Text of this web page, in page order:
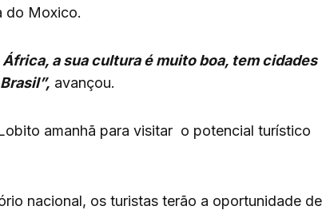
do Moxico.
a sua cultura é muito boa, tem cidades
avançou.
amanhã para visitar o potencial turístico
nacional, os turistas terão a oportunidade de